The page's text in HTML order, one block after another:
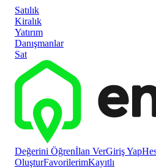
Satılık
Kiralık
Yatırım
Danışmanlar
Sat
Değerini Öğrenİlan VerGiriş Yap
OluşturFavorilerimKayıtlı